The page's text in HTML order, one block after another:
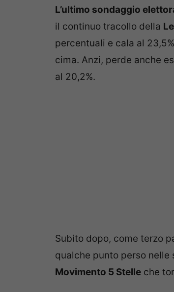
L’ultimo sondaggio
il continuo tracollo della
percentuali e cala al
cima. Anzi, perde anche
al 20,2%.
Subito dopo, come terzo
qualche punto perso nelle
Movimento 5 Stelle che